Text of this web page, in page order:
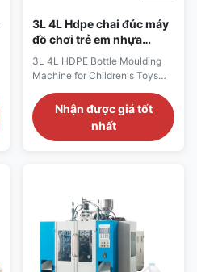
3L 4L Hdpe chai đúc máy
đồ chơi trẻ em nhựa
thùng máy đúc
3L 4L HDPE Bottle Moulding
Machine for Children's Toys
Plastic Barrel Blow Molding
High-performance HDPE blow
molding machine specifically
designed for manufacturing
industrial plants. ...
Nhận được giá tốt
nhất